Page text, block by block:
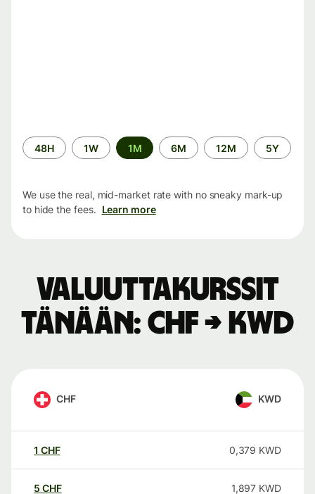
Time
period
48H 1W 1M 6M 12M 5Y
We use the real, mid-market rate with no sneaky mark-up
to hide the fees. Learn more
Valuuttakurssit
tänään: CHF → KWD
CHF KWD
1 CHF 0,379 KWD
5 CHF 1,897 KWD